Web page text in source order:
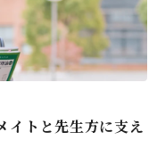
特別措置
イトと先生方に支え